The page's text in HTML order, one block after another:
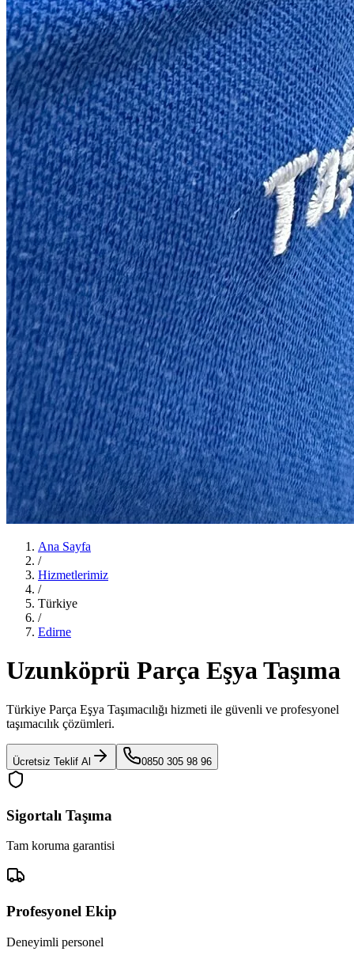
Ana Sayfa
/
Hizmetlerimiz
/
Türkiye
/
Edirne
Uzunköprü Parça Eşya Taşıma
Türkiye Parça Eşya Taşımacılığı hizmeti ile güvenli ve profesyonel
taşımacılık çözümleri.
Ücretsiz Teklif Al 0850 305 98 96
Sigortalı Taşıma
Tam koruma garantisi
Profesyonel Ekip
Deneyimli personel